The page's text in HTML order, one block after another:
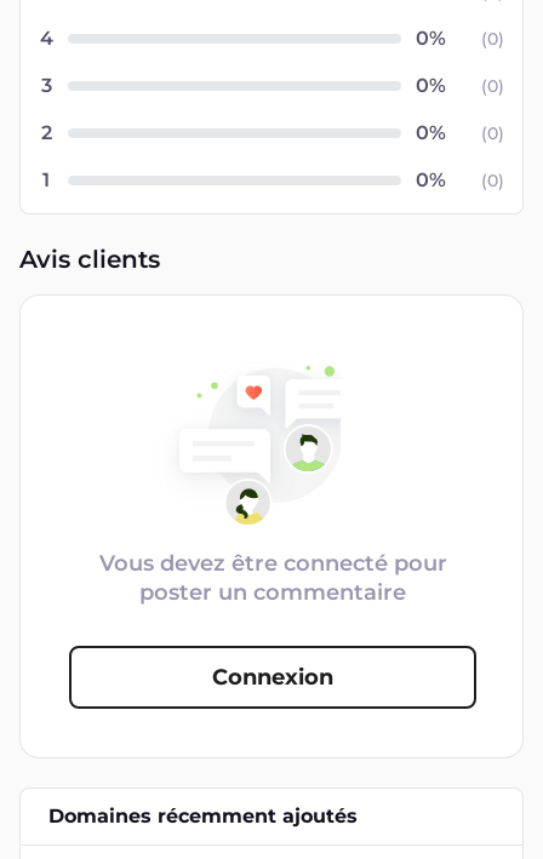
4 (0)
3 (0)
2 (0)
1 (0)
Avis clients
Vous devez être connecté pour
poster un commentaire
Connexion
Domaines récemment ajoutés